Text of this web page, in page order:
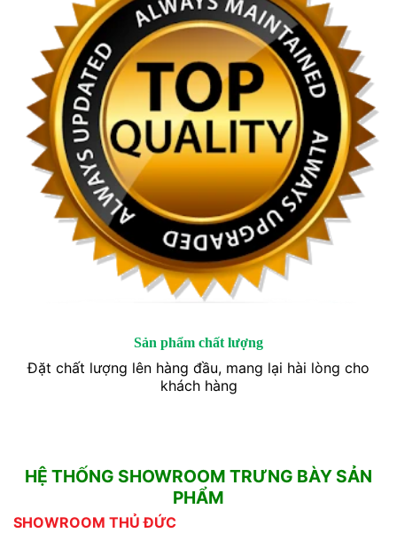
Sản phẩm chất lượng
Đặt chất lượng lên hàng đầu, mang lại hài lòng cho
khách hàng
HỆ THỐNG SHOWROOM TRƯNG BÀY SẢN
PHẨM
SHOWROOM THỦ ĐỨC